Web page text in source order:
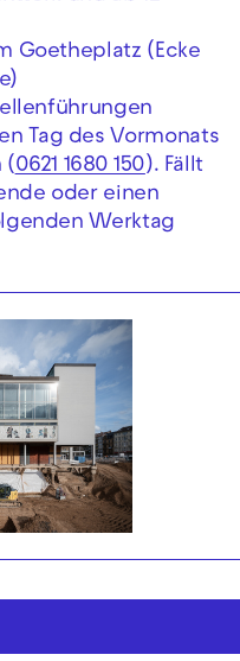
Goetheplatz (Ecke
Tag des Vormonats
(0621 1680 150). Fällt
oder einen
Werktag